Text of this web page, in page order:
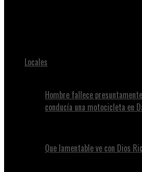
Locales
Hombre fallece
conducía una motocicleta en
Que lamentable ve con Dios